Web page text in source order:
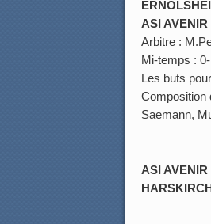
ASI AVENIR
Arbitre :
Mi-temps :
Les buts
Composition
Saemann,
ASI AVENIR